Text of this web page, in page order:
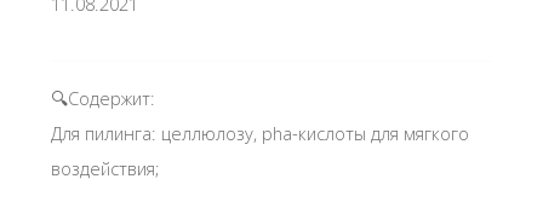
🔍Содержит:
Для пилинга: целлюлозу, pha-кислоты для мягкого
воздействия;